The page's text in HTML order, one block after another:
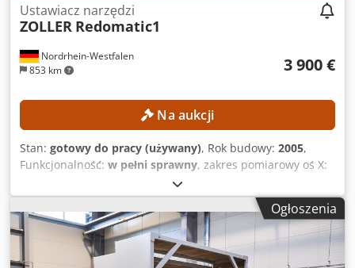
Nordrhein-Westfalen
853 km
Ustawiacz narzędzi
ZOLLER Redomatic1
3 900 €
Na aukcji
Stan: gotowy do pracy (używany), Rok budowy: 2005,
Funkcjonalność: w pełni sprawny, zakres pomiarowy oś X:
, zakres pomiarowy osi Y:
pomiarowy osi Z:600 mm, masa całkowita:700 kg,
Połączone urządzenie do ustawiania, skurczania i pomiaru
Uwaga: 30.05.2022 maszyna została sprawdzona przez
technika firmy ZOLLER. Obecnie skurczanie nie jest
możliwe. Cewka indukcyjna i sterownik wymagają wymiany.
Ogłoszenia